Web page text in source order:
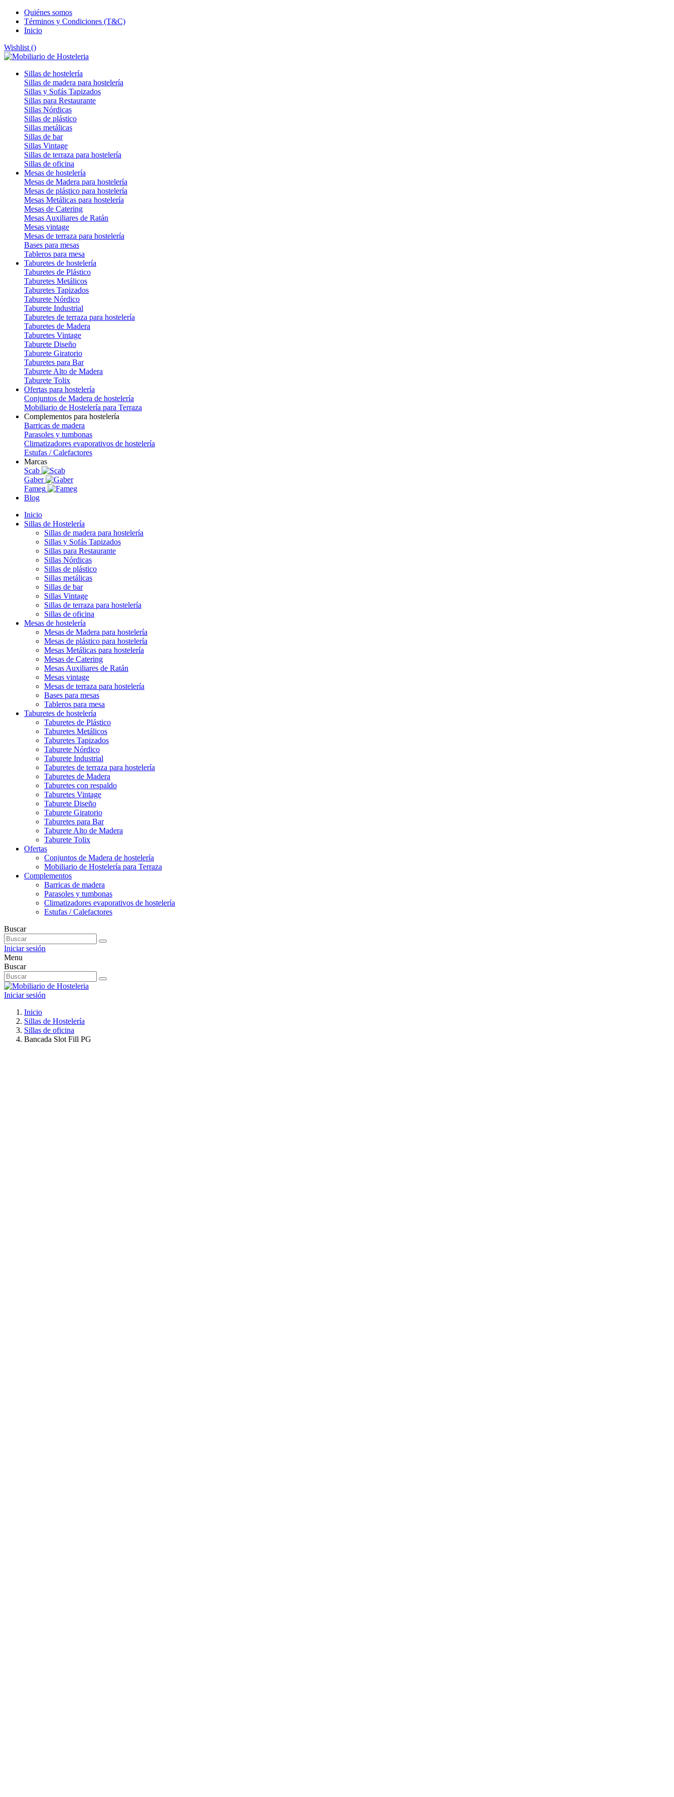
Quiénes somos
Términos y Condiciones (T&C)
Inicio
Wishlist ()
Sillas de hostelería
Sillas de madera para hostelería
Sillas y Sofás Tapizados
Sillas para Restaurante
Sillas Nórdicas
Sillas de plástico
Sillas metálicas
Sillas de bar
Sillas Vintage
Sillas de terraza para hostelería
Sillas de oficina
Mesas de hostelería
Mesas de Madera para hostelería
Mesas de plástico para hostelería
Mesas Metálicas para hostelería
Mesas de Catering
Mesas Auxiliares de Ratán
Mesas vintage
Mesas de terraza para hostelería
Bases para mesas
Tableros para mesa
Taburetes de hostelería
Taburetes de Plástico
Taburetes Metálicos
Taburetes Tapizados
Taburete Nórdico
Taburete Industrial
Taburetes de terraza para hostelería
Taburetes de Madera
Taburetes Vintage
Taburete Diseño
Taburete Giratorio
Taburetes para Bar
Taburete Alto de Madera
Taburete Tolix
Ofertas para hostelería
Conjuntos de Madera de hostelería
Mobiliario de Hostelería para Terraza
Complementos para hostelería
Barricas de madera
Parasoles y tumbonas
Climatizadores evaporativos de hostelería
Estufas / Calefactores
Marcas
Scab
Gaber
Fameg
Blog
Inicio
Sillas de Hostelería
Sillas de madera para hostelería
Sillas y Sofás Tapizados
Sillas para Restaurante
Sillas Nórdicas
Sillas de plástico
Sillas metálicas
Sillas de bar
Sillas Vintage
Sillas de terraza para hostelería
Sillas de oficina
Mesas de hostelería
Mesas de Madera para hostelería
Mesas de plástico para hostelería
Mesas Metálicas para hostelería
Mesas de Catering
Mesas Auxiliares de Ratán
Mesas vintage
Mesas de terraza para hostelería
Bases para mesas
Tableros para mesa
Taburetes de hostelería
Taburetes de Plástico
Taburetes Metálicos
Taburetes Tapizados
Taburete Nórdico
Taburete Industrial
Taburetes de terraza para hostelería
Taburetes de Madera
Taburetes con respaldo
Taburetes Vintage
Taburete Diseño
Taburete Giratorio
Taburetes para Bar
Taburete Alto de Madera
Taburete Tolix
Ofertas
Conjuntos de Madera de hostelería
Mobiliario de Hostelería para Terraza
Complementos
Barricas de madera
Parasoles y tumbonas
Climatizadores evaporativos de hostelería
Estufas / Calefactores
Buscar
Iniciar sesión
Menu
Buscar
Iniciar sesión
Inicio
Sillas de Hostelería
Sillas de oficina
Bancada Slot Fill PG